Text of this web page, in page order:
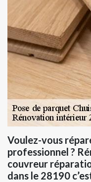
Voulez-vous
professionnel ?
couvreur
dans le 28190